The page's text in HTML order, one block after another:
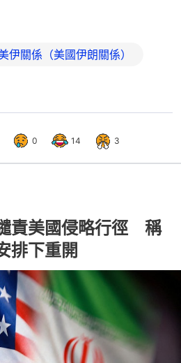
伊關係（美國伊朗關係）
0 14 3
責美國侵略行徑 稱
排下重開